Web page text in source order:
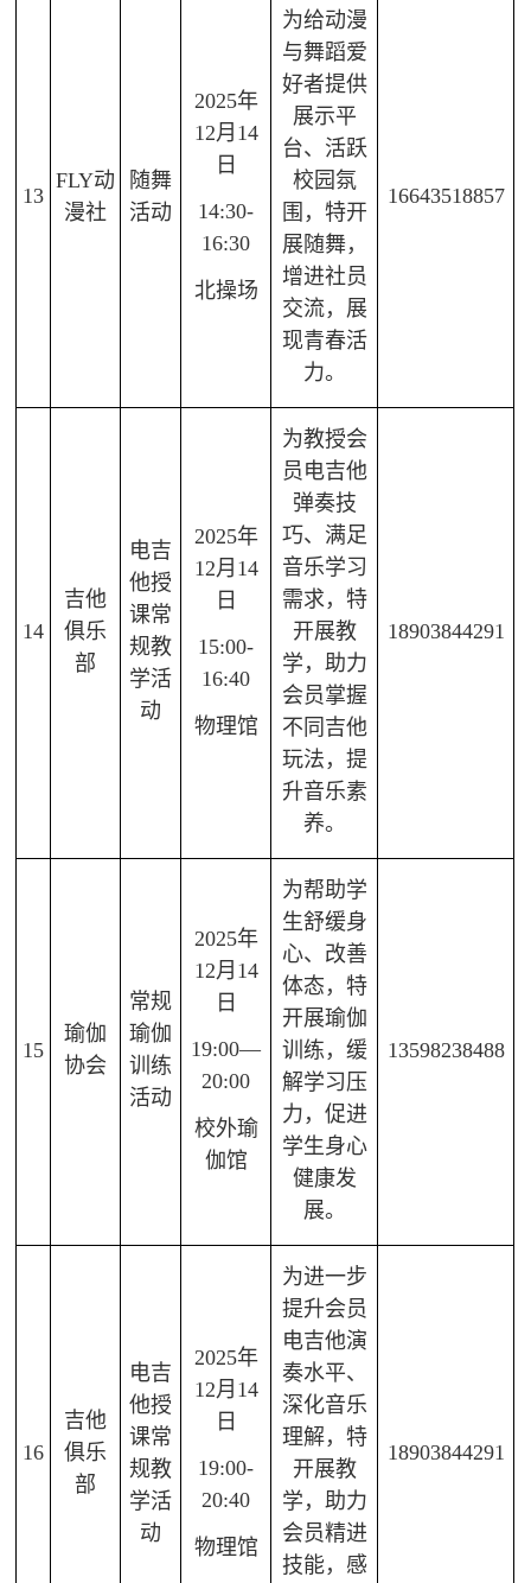
13
FLY动
漫社
随舞
活动
2025年
12月14
日
14:30-
16:30
北操场
为给动漫
与舞蹈爱
好者提供
展示平
台、活跃
校园氛
围，特开
展随舞，
增进社员
交流，展
现青春活
力。
16643518857
14
吉他
俱乐
部
电吉
他授
课常
规教
学活
动
2025年
12月14
日
15:00-
16:40
物理馆
为教授会
员电吉他
弹奏技
巧、满足
音乐学习
需求，特
开展教
学，助力
会员掌握
不同吉他
玩法，提
升音乐素
养。
18903844291
15
瑜伽
协会
常规
瑜伽
训练
活动
2025年
12月14
日
19:00—
20:00
校外瑜
伽馆
为帮助学
生舒缓身
心、改善
体态，特
开展瑜伽
训练，缓
解学习压
力，促进
学生身心
健康发
展。
13598238488
16
吉他
俱乐
部
电吉
他授
课常
规教
学活
动
2025年
12月14
日
19:00-
20:40
物理馆
为进一步
提升会员
电吉他演
奏水平、
深化音乐
理解，特
开展教
学，助力
会员精进
技能，感
18903844291